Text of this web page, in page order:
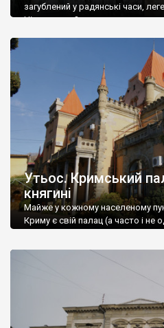
загублений у радянські часи,
Ніжин греки?
Утьос. Кримський
княгині
Майже у кожному населеному
Криму є свій палац (а часто і не